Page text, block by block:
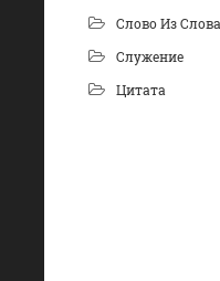
Слово Из Слова
Служение
Цитата